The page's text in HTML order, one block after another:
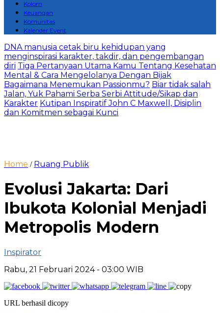
Kolom
Keuangan
Komunitas
Kalender Event
DNA manusia cetak biru kehidupan yang
menginspirasi karakter, takdir, dan pengembangan
diri Tiga Pertanyaan Utama Kamu Tentang Kesehatan
Mental & Cara Mengelolanya Dengan Bijak
Bagaimana Menemukan Passionmu? Biar tidak salah
Jalan, Yuk Pahami Serba Serbi Attitude/Sikap dan
Karakter Kutipan Inspiratif John C Maxwell, Disiplin
dan Komitmen sebagai Kunci
Home / Ruang Publik
Evolusi Jakarta: Dari
Ibukota Kolonial Menjadi
Metropolis Modern
Inspirator
Rabu, 21 Februari 2024 - 03:00 WIB
URL berhasil dicopy